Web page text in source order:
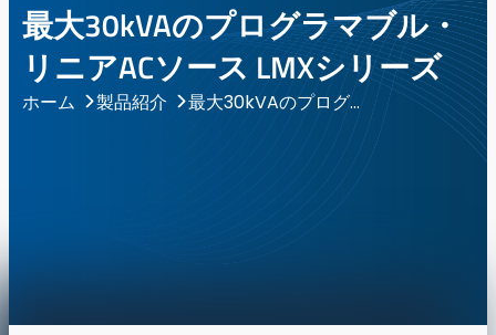
最大30kVAのプログラマブル・
リニアACソース LMXシリーズ
ホーム 製品紹介 最大30kVAのプログラマブル・リニアACソース LMXシリーズ